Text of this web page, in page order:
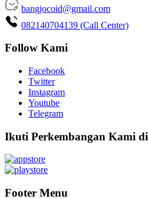
bangjocoid@gmail.com
082140704139 (Call Center)
Follow Kami
Facebook
Twitter
Instagram
Youtube
Telegram
Ikuti Perkembangan Kami di
Footer Menu